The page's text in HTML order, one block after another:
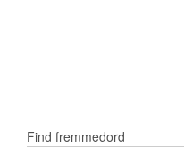
Find fremmedord